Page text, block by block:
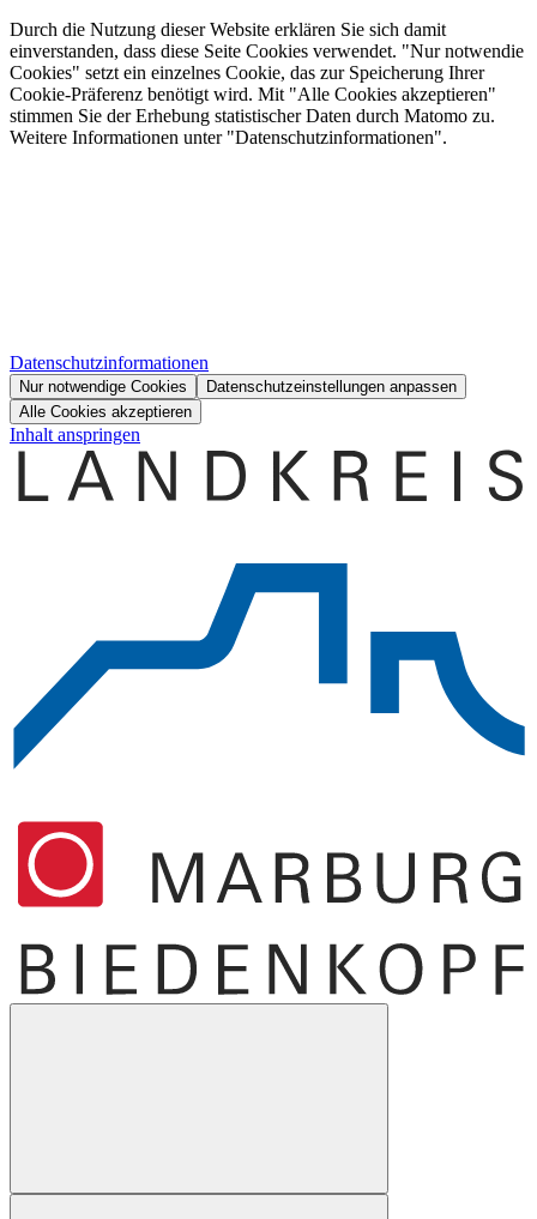
Durch die Nutzung dieser Website erklären Sie sich damit
einverstanden, dass diese Seite Cookies verwendet. "Nur notwendie
Cookies" setzt ein einzelnes Cookie, das zur Speicherung Ihrer
Cookie-Präferenz benötigt wird. Mit "Alle Cookies akzeptieren"
stimmen Sie der Erhebung statistischer Daten durch Matomo zu.
Weitere Informationen unter "Datenschutzinformationen".
Datenschutzinformationen
Nur notwendige Cookies
Datenschutzeinstellungen anpassen
Alle Cookies akzeptieren
Inhalt anspringen